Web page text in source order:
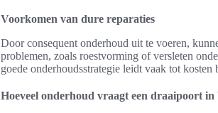
Voorkomen van dure reparaties
Door consequent onderhoud uit te voeren,
problemen, zoals roestvorming of versleten
goede onderhoudsstrategie leidt vaak tot
Hoeveel onderhoud vraagt een draaipoort in